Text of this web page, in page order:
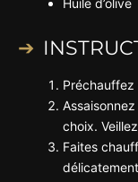
Huile d’olive
Préchauffez
choix.
Faites